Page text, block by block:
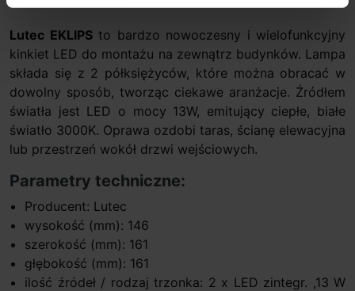
Lutec EKLIPSto bardzo nowoczesny i wielofunkcyjny
kinkiet LED do montażu na zewnątrz budynków. Lampa
składa się z 2 półksiężyców, które można obracać w
dowolny sposób, tworząc ciekawe aranżacje. Źródłem
światła jest LED o mocy 13W, emitujący ciepłe, białe
światło 3000K. Oprawa ozdobi taras, ścianę elewacyjna
lub przestrzeń wokół drzwi wejściowych.
Parametry techniczne:
Producent: Lutec
wysokość (mm): 146
szerokość (mm): 161
głębokość (mm): 161
ilość źródeł / rodzaj trzonka: 2 x LED zintegr. ,13 W